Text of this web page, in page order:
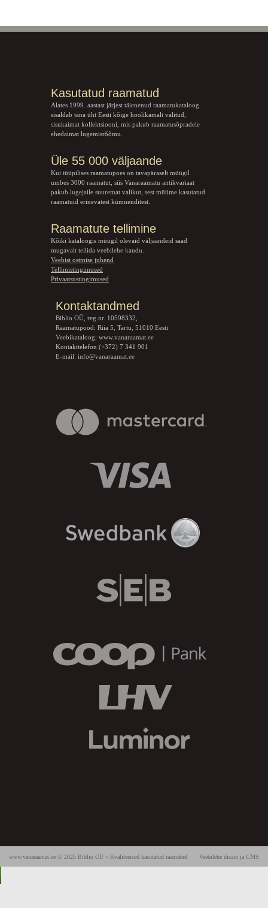
Kasutatud raamatud
Alates 1999. aastast järjest täienenud raamatukataloog
sisaldab täna üht Eesti kõige hoolikamalt valitud,
sisukaimat kollektsiooni, mis pakub raamatusõpradele
ehedaimat lugemisrõõmu.
Üle 55 000 väljaande
Kui tüüpilises raamatupoes on tavapäraselt müügil
umbes 3000 raamatut, siis Vanaraamatu antikvariaat
pakub lugejaile suuremat valikut, sest müüme kasutatud
raamatuid erinevatest kümnenditest.
Raamatute tellimine
Kõiki kataloogis müügil olevaid väljaandeid saad
mugavalt tellida veebilehe kaudu.
Veebist ostmise juhend
Tellimistingimused
Privaatsustingimused
Kontaktandmed
Biblio OÜ, reg.nr. 10598332,
Raamatupood: Riia 5, Tartu, 51010 Eesti
Veebikataloog: www.vanaraamat.ee
Kontakttelefon (+372) 7 341 901
E-mail: info@vanaraamat.ee
Veebilehe disain ja CMS
www.vanaraamat.ee © 2025 Biblio OÜ » Kvaliteetsed kasutatud raamatud